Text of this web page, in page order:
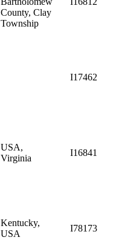
County, Clay
Township
I17462
USA,
Virginia
I16841
Kentucky,
USA
I78173